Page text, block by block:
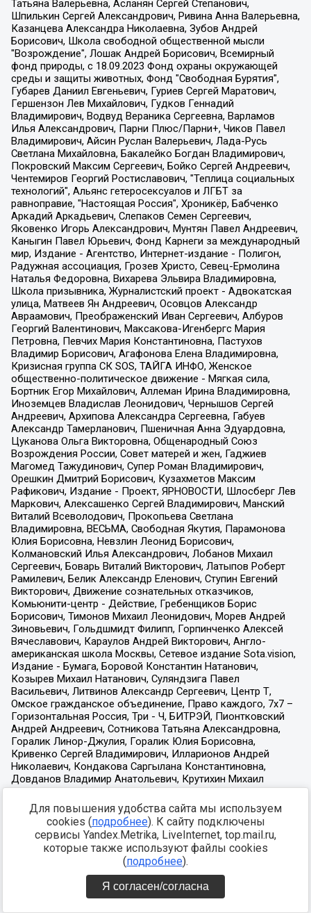
Для повышения удобства сайта мы используем
cookies (подробнее). К сайту подключены
сервисы Yandex.Metrika, LiveInternet, top.mail.ru,
которые также используют файлы cookies
(подробнее).
Я согласен/согласна